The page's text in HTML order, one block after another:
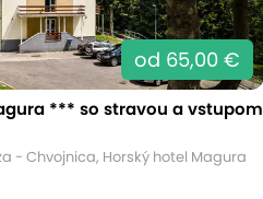
od 65,00 €
*** so stravou a vstupom
- Chvojnica, Horský hotel Magura